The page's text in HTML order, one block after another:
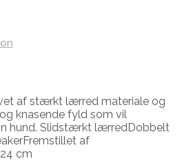
af stærkt lærred materiale og
knasende fyld som vil
hund. Slidstærkt lærredDobbelt
af
cm